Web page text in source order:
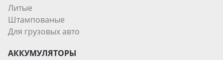
Литые
Штампованые
Для грузовых авто
АККУМУЛЯТОРЫ